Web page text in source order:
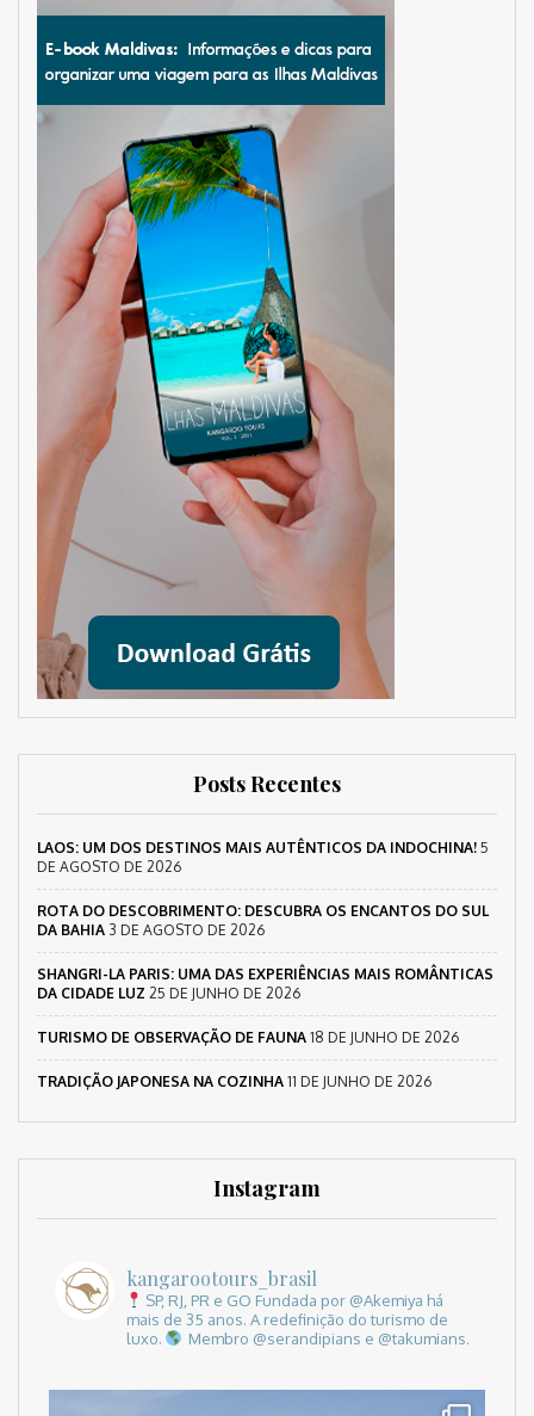
Posts Recentes
LAOS: UM DOS DESTINOS MAIS AUTÊNTICOS DA INDOCHINA! 5
DE AGOSTO DE 2026
ROTA DO DESCOBRIMENTO: DESCUBRA OS ENCANTOS DO SUL
DA BAHIA 3 DE AGOSTO DE 2026
SHANGRI-LA PARIS: UMA DAS EXPERIÊNCIAS MAIS ROMÂNTICAS
DA CIDADE LUZ 25 DE JUNHO DE 2026
TURISMO DE OBSERVAÇÃO DE FAUNA 18 DE JUNHO DE 2026
TRADIÇÃO JAPONESA NA COZINHA 11 DE JUNHO DE 2026
Instagram
kangarootours_brasil
SP, RJ, PR e GO Fundada por @Akemiya há
mais de 35 anos. A redefinição do turismo de
luxo.
Membro @serandipians e @takumians.